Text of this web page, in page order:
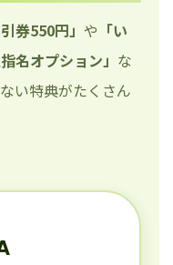
券550円」 や 「い
指名オプション」 な
い特典がたくさん